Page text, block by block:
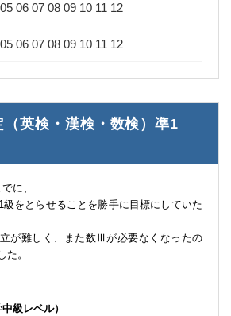
05 06 07 08 09 10 11 12
05 06 07 08 09 10 11 12
（英検・漢検・数検）凖1
に、
をとらせることを勝手に目標にしていた
が難しく、また数Ⅲが必要なくなったの
た。
級レベル）